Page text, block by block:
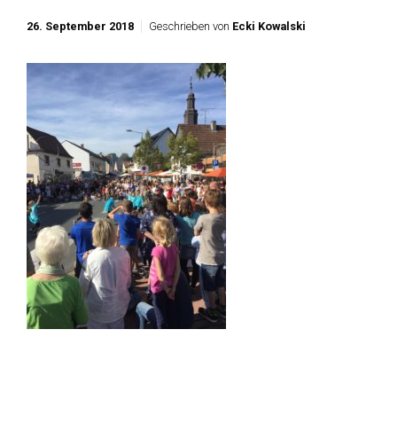
26. September 2018 Geschrieben von Ecki Kowalski